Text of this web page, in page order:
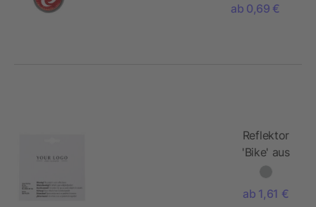
ab 0,69 €
Reflektor
'Bike' aus
Kunststoff
ab 1,61 €